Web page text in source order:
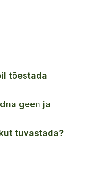
tuvastada?